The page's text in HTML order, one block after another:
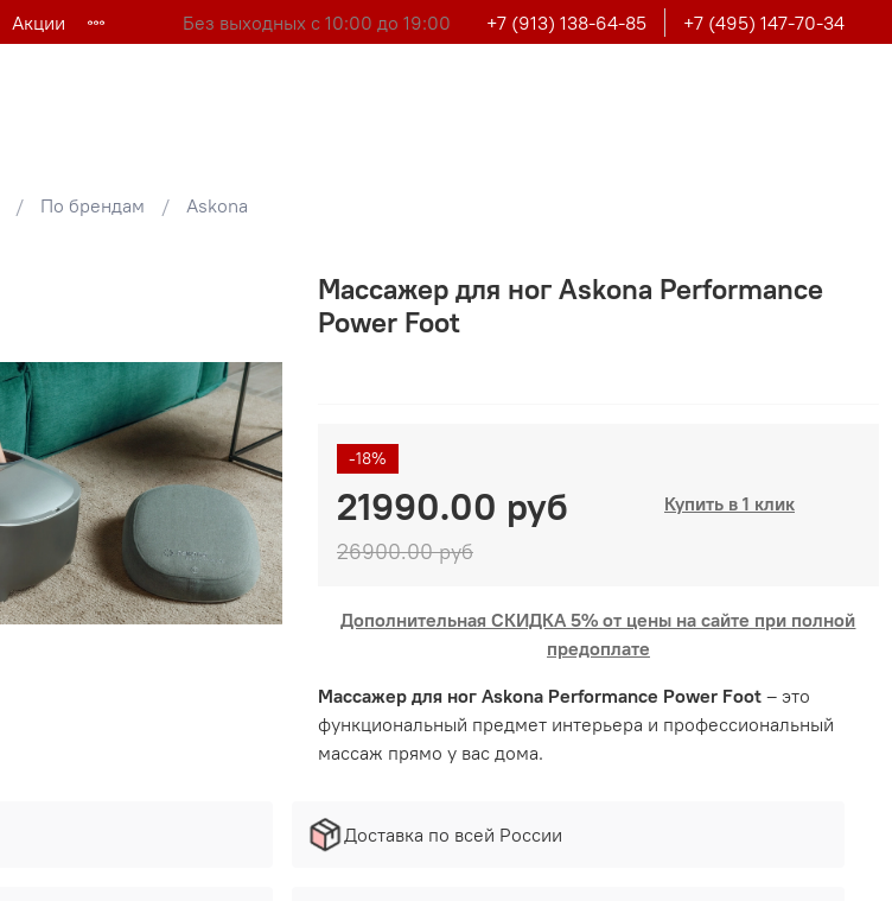
Акции Без выходных с 10:00 до 19:00 +7 (913) 138-64-85 +7 (495) 147-70-34
По брендам Askona
Массажер для ног Askona Performance
Power Foot
-18%
21990.00 руб
26900.00 руб
Купить в 1 клик
Дополнительная СКИДКА 5% от цены на сайте при полной
предоплате
Массажер для ног Askona Performance Power Foot – это
функциональный предмет интерьера и профессиональный
массаж прямо у вас дома.
Доставка по всей России